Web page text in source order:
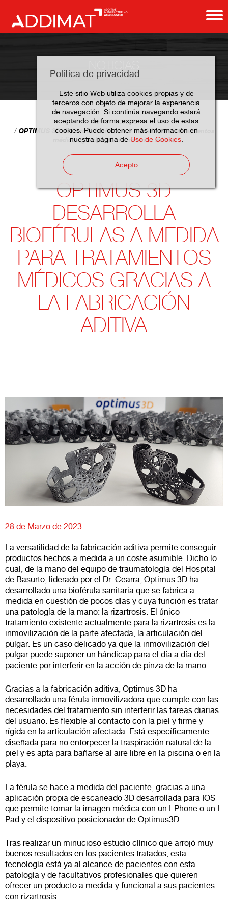
Política de privacidad
Este sitio Web utiliza cookies propias y de
terceros con objeto de mejorar la experiencia
de navegación. Si continúa navegando estará
aceptando de forma expresa el uso de estas
cookies. Puede obtener más información en
nuestra página de Uso de Cookies.
Acepto
Home Noticias
OPTIMUS 3D desarrolla bioférulas a medida para tratamientos
médicos gracias a la fabricación aditiva
OPTIMUS 3D
DESARROLLA
BIOFÉRULAS A MEDIDA
PARA TRATAMIENTOS
MÉDICOS GRACIAS A
LA FABRICACIÓN
ADITIVA
28 de Marzo de 2023
La versatilidad de la fabricación aditiva permite conseguir
productos hechos a medida a un coste asumible. Dicho lo
cual, de la mano del equipo de traumatología del Hospital
de Basurto, liderado por el Dr. Cearra, Optimus 3D ha
desarrollado una bioférula sanitaria que se fabrica a
medida en cuestión de pocos días y cuya función es tratar
una patología de la mano: la rizartrosis. El único
tratamiento existente actualmente para la rizartrosis es la
inmovilización de la parte afectada, la articulación del
pulgar. Es un caso delicado ya que la inmovilización del
pulgar puede suponer un hándicap para el día a día del
paciente por interferir en la acción de pinza de la mano.
Gracias a la fabricación aditiva, Optimus 3D ha
desarrollado una férula inmovilizadora que cumple con las
necesidades del tratamiento sin interferir las tareas diarias
del usuario. Es flexible al contacto con la piel y firme y
rígida en la articulación afectada. Está específicamente
diseñada para no entorpecer la traspiración natural de la
piel y es apta para bañarse al aire libre en la piscina o en la
playa.
La férula se hace a medida del paciente, gracias a una
aplicación propia de escaneado 3D desarrollada para IOS
que permite tomar la imagen médica con un I-Phone o un I-
Pad y el dispositivo posicionador de Optimus3D.
Tras realizar un minucioso estudio clínico que arrojó muy
buenos resultados en los pacientes tratados, esta
tecnología está ya al alcance de pacientes con esta
patología y de facultativos profesionales que quieren
ofrecer un producto a medida y funcional a sus pacientes
con rizartrosis.